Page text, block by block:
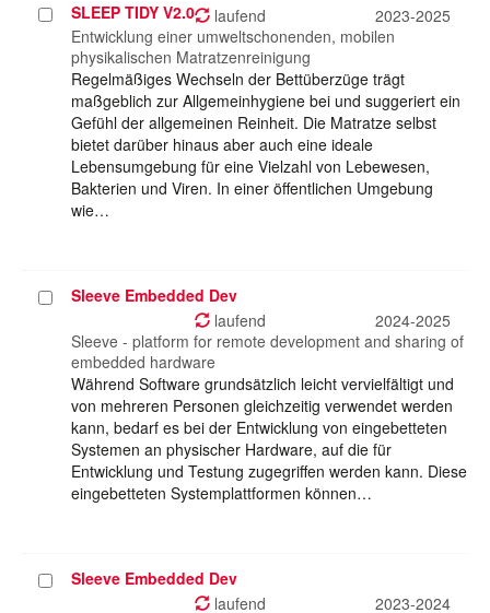
Projekt
auswählen
SLEEP TIDY V2.0 laufend
2023-2025
Entwicklung einer umweltschonenden, mobilen
physikalischen Matratzenreinigung
Regelmäßiges Wechseln der Bettüberzüge trägt
maßgeblich zur Allgemeinhygiene bei und suggeriert ein
Gefühl der allgemeinen Reinheit. Die Matratze selbst
bietet darüber hinaus aber auch eine ideale
Lebensumgebung für eine Vielzahl von Lebewesen,
Bakterien und Viren. In einer öffentlichen Umgebung
wie…
ProjektSleeve Embedded Dev
laufend
2024-2025
Sleeve - platform for remote development and sharing of
embedded hardware
Während Software grundsätzlich leicht vervielfältigt und
von mehreren Personen gleichzeitig verwendet werden
kann, bedarf es bei der Entwicklung von eingebetteten
Systemen an physischer Hardware, auf die für
Entwicklung und Testung zugegriffen werden kann. Diese
eingebetteten Systemplattformen können…
ProjektSleeve Embedded Dev
laufend
2023-2024